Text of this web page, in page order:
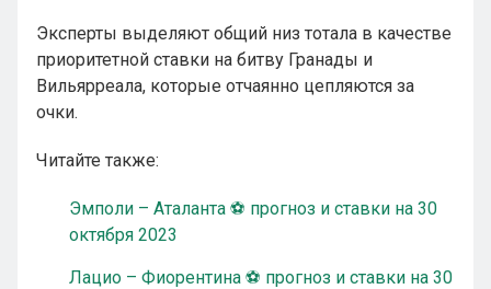
Эксперты выделяют общий низ тотала в качестве
приоритетной ставки на битву Гранады и
Вильярреала, которые отчаянно цепляются за
очки.
Читайте также:
Эмполи – Аталанта ⚽ прогноз и ставки на 30
октября 2023
Лацио – Фиорентина ⚽ прогноз и ставки на 30